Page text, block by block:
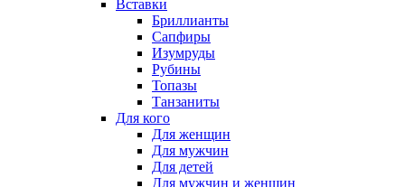
Вставки
Бриллианты
Сапфиры
Изумруды
Рубины
Топазы
Танзаниты
Для кого
Для женщин
Для мужчин
Для детей
Для мужчин и женщин